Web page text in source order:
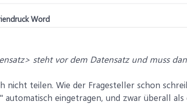
Word
steht vor dem Datensatz und muss
nicht teilen. Wie der Fragesteller schon
automatisch eingetragen, und zwar überall